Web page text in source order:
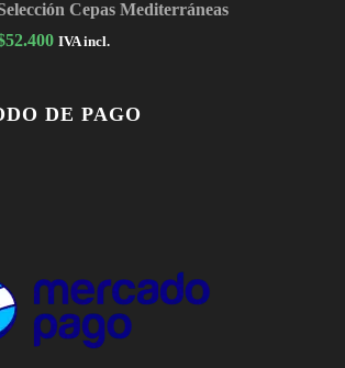
Cepas Mediterráneas
52.400 IVA incl.
DE PAGO